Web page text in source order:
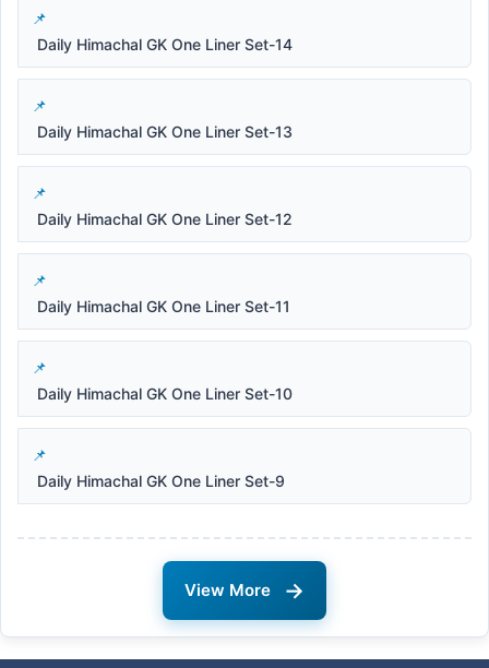
Daily Himachal GK One Liner Set-14
Daily Himachal GK One Liner Set-13
Daily Himachal GK One Liner Set-12
Daily Himachal GK One Liner Set-11
Daily Himachal GK One Liner Set-10
Daily Himachal GK One Liner Set-9
View More →